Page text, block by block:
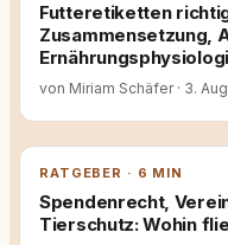
Futteretiketten
Zusammensetzung,
von Miriam Schäfer · 3.
RATGEBER · 6 MIN
Spendenrecht,
Tierschutz: Wohin